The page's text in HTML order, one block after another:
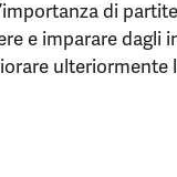
di
e imparare dagli
ulteriormente